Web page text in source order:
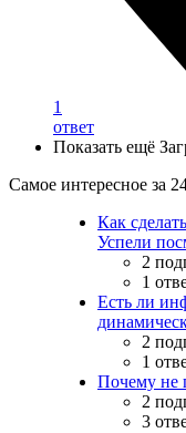
1
ответ
Показать ещё
Самое интересное за
Как
Успели
2
1
Есть ли
2
1
Почему не
2
3